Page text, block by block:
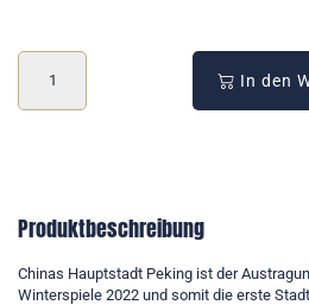
In den
Produktbeschreibung
Chinas Hauptstadt Peking ist der
Winterspiele 2022 und somit die erste